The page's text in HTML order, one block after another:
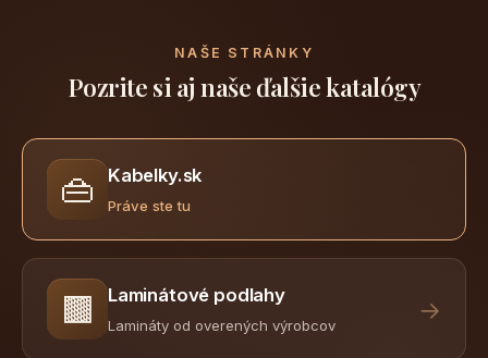
NAŠE STRÁNKY
Pozrite si aj naše ďalšie katalógy
👜 Kabelky.sk
Práve ste tu
🟫 Laminátové podlahy
Lamináty od overených výrobcov
→